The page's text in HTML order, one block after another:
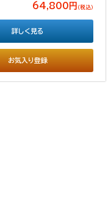
64,800円 （税込）
お気入り登録
詳しく見る